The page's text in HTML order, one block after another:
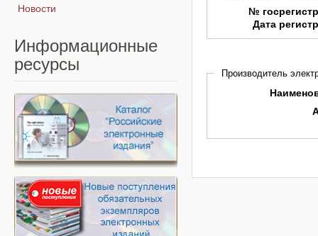
№
Дата
Производитель
Новости
Информационные
ресурсы